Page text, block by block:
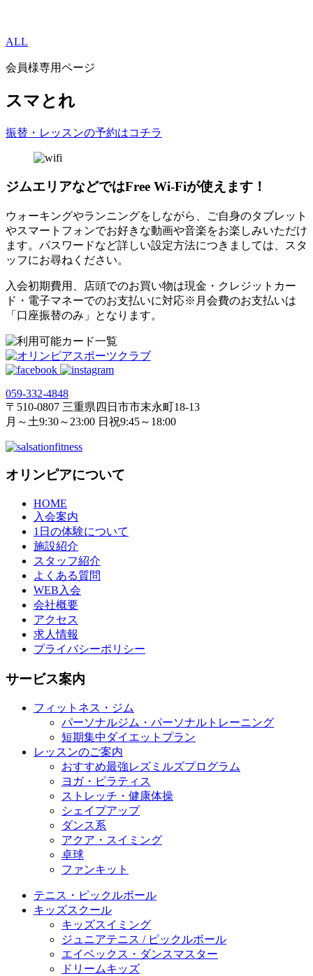
ALL
会員様専用ページ
スマとれ
振替・レッスンの予約はコチラ
ジムエリアなどではFree Wi-Fiが使えます！
ウォーキングやランニングをしながら、ご自身のタブレット
やスマートフォンでお好きな動画や音楽をお楽しみいただけ
ます。パスワードなど詳しい設定方法につきましては、スタ
ッフにお尋ねください。
入会初期費用、店頭でのお買い物は現金・クレジットカー
ド・電子マネーでのお支払いに対応※月会費のお支払いは
「口座振替のみ」となります。
059‐332‐4848
〒510-0807 三重県四日市市末永町18‐13
月～土9:30～23:00 日祝9:45～18:00
オリンピアについて
HOME
入会案内
1日の体験について
施設紹介
スタッフ紹介
よくある質問
WEB入会
会社概要
アクセス
求人情報
プライバシーポリシー
サービス案内
フィットネス・ジム
パーソナルジム・パーソナルトレーニング
短期集中ダイエットプラン
レッスンのご案内
おすすめ最強レズミルズプログラム
ヨガ・ピラティス
ストレッチ・健康体操
シェイプアップ
ダンス系
アクア・スイミング
卓球
ファンキット
テニス・ピックルボール
キッズスクール
キッズスイミング
ジュニアテニス / ピックルボール
エイベックス・ダンスマスター
ドリームキッズ